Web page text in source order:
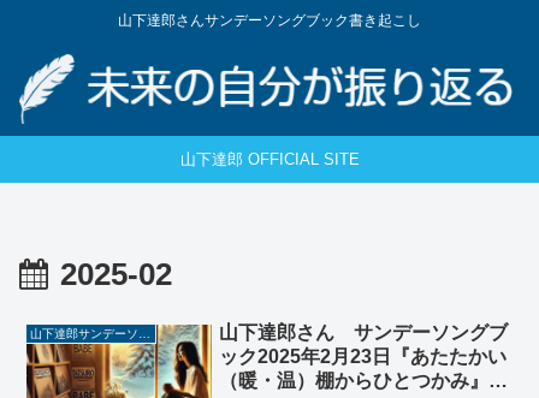
山下達郎さんサンデーソングブック書き起こし
山下達郎 OFFICIAL SITE
2025-02
山下達郎さん サンデーソングブ
ック2025年2月23日『あたたかい
（暖・温）棚からひとつかみ』